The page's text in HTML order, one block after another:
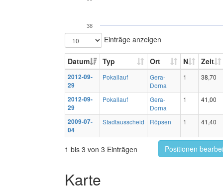
38
Einträge anzeigen
Datum Typ Ort N Zeit
2012-09-
29
Pokallauf
Gera-
Dorna
1 38,70
2012-09-
29
Pokallauf
Gera-
Dorna
1 41,00
2009-07-
04
Stadtausscheid Röpsen 1 41,40
1 bis 3 von 3 Einträgen Positionen
Karte